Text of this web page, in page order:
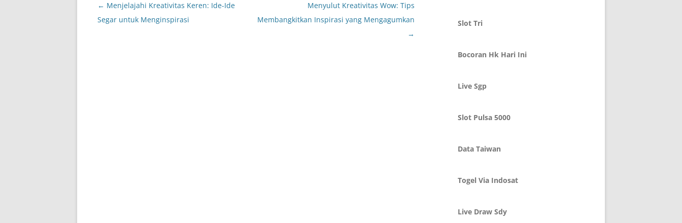
Post
navigation
← Menjelajahi Kreativitas Keren: Ide-Ide
Segar untuk Menginspirasi
Menyulut Kreativitas Wow: Tips
Membangkitkan Inspirasi yang Mengagumkan
→
Slot Tri
Bocoran Hk Hari Ini
Live Sgp
Slot Pulsa 5000
Data Taiwan
Togel Via Indosat
Live Draw Sdy